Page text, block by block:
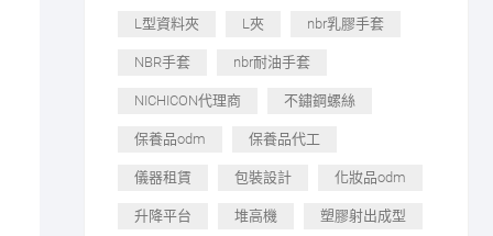
L型資料夾 L夾 nbr乳膠手套
NBR手套 nbr耐油手套
NICHICON代理商 不鏽鋼螺絲
保養品odm 保養品代工
儀器租賃 包裝設計 化妝品odm
升降平台 堆高機 塑膠射出成型